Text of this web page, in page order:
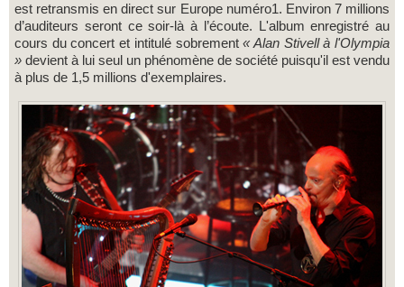
est retransmis en direct sur Europe numéro1. Environ 7 millions
d’auditeurs seront ce soir-là à l’écoute. L'album enregistré au
cours du concert et intitulé sobrement« Alan Stivell à l'Olympia
» devient à lui seul un phénomène de société puisqu'il est vendu
à plus de 1,5 millions d'exemplaires.